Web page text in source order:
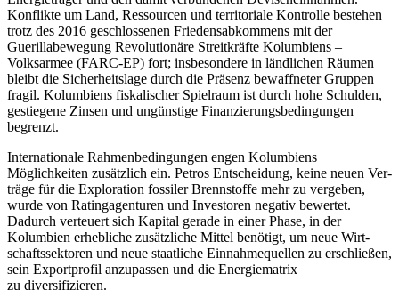
Konflikte um Land, Ressourcen und territoriale Kon­trolle bestehen
trotz des 2016 geschlossenen Friedensabkommens mit der
Guerillabewegung Revolutionäre Streitkräfte Ko­lum­biens –
Volksarmee (FARC-EP) fort; insbesondere in ländlichen Räumen
bleibt die Sicherheitslage durch die Präsenz be­waff­neter Gruppen
fragil. Kolumbiens fis­ka­lischer Spielraum ist durch hohe Schulden,
gestiegene Zinsen und ungünstige Finanzierungsbedingungen
begrenzt.
Internationale Rahmenbedingungen engen Kolumbiens
Möglichkeiten zusätzlich ein. Petros Entscheidung, keine neuen Ver­
träge für die Exploration fossiler Brenn­stoffe mehr zu vergeben,
wurde von Rating­agen­tu­ren und Investoren negativ bewertet.
Dadurch ver­teuert sich Kapital gerade in einer Phase, in der
Kolumbien erhebliche zusätzliche Mittel benötigt, um neue Wirt­
schaftssektoren und neue staatliche Ein­nahmequellen zu erschließen,
sein Export­profil anzupassen und die Energiematrix
zu diversifizieren.